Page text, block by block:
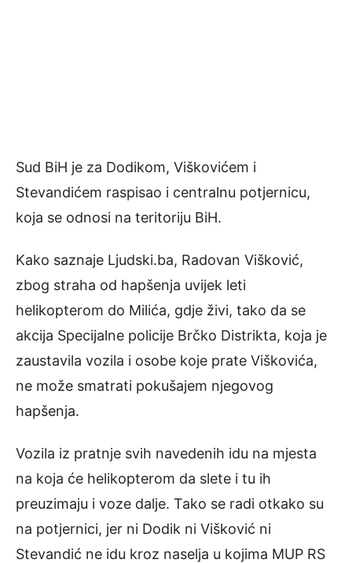
Sud BiH je za Dodikom, Viškovićem i
Stevandićem raspisao i centralnu potjernicu,
koja se odnosi na teritoriju BiH.
Kako saznaje Ljudski.ba, Radovan Višković,
zbog straha od hapšenja uvijek leti
helikopterom do Milića, gdje živi, tako da se
akcija Specijalne policije Brčko Distrikta, koja je
zaustavila vozila i osobe koje prate Viškovića,
ne može smatrati pokušajem njegovog
hapšenja.
Vozila iz pratnje svih navedenih idu na mjesta
na koja će helikopterom da slete i tu ih
preuzimaju i voze dalje. Tako se radi otkako su
na potjernici, jer ni Dodik ni Višković ni
Stevandić ne idu kroz naselja u kojima MUP RS